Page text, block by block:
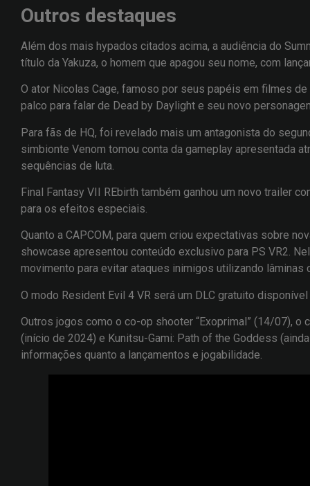
Outros destaques
Além dos mais hypados citados acima, a audiência do
título da Yakuza, o homem que apagou seu nome, com
O ator Nicolas Cage, famoso por seus papéis em filmes
palco para falar de Dead by Daylight e seu novo
Para fãs de HQ, foi revelado mais um antagonista do
simbionte Venom tomou conta da gameplay apresentada
sequências de luta.
Final Fantasy VII REbirth também ganhou um novo trailer
para os efeitos especiais.
Quanto a CAPCOM, para quem criou expectativas sobre
showcase apresentou conteúdo exclusivo para PS VR2.
movimento para evitar ataques inimigos utilizando lâminas
O modo Resident Evil 4 VR será um DLC gratuito
Outros jogos como o co-op shooter “Exoprimal” (14/07),
(início de 2024) e Kunitsu-Gami: Path of the Goddess
informações quanto a lançamentos e jogabilidade.